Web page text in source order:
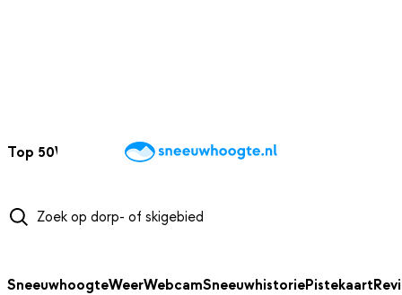
Top 50Webcams WintersportweerKaarten
SneeuwhoogteWeerWebcamSneeuwhistoriePistekaart